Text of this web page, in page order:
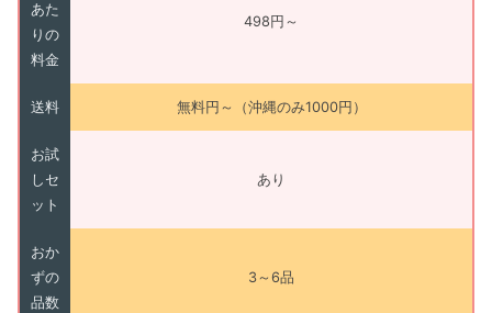
あた
りの
料金
498円～
送料 無料円～（沖縄のみ1000円）
お試
しセ
ット
あり
おか
ずの
品数
3～6品